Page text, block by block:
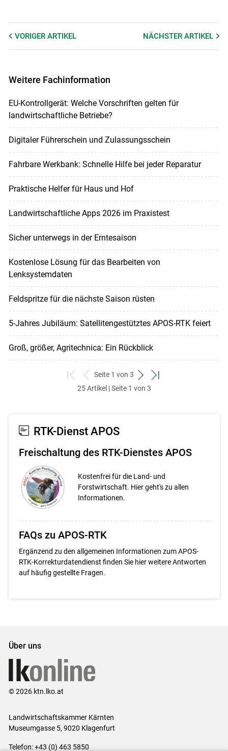
VORIGER ARTIKEL NÄCHSTERARTIKEL
Weitere Fachinformation
EU-Kontrollgerät: Welche Vorschriften gelten für
landwirtschaftliche Betriebe?
Digitaler Führerschein und Zulassungsschein
Fahrbare Werkbank: Schnelle Hilfe bei jeder Reparatur
Praktische Helfer für Haus und Hof
Landwirtschaftliche Apps 2026 im Praxistest
Sicher unterwegs in der Erntesaison
Kostenlose Lösung für das Bearbeiten von
Lenksystemdaten
Feldspritze für die nächste Saison rüsten
5-Jahres Jubiläum: Satellitengestütztes APOS-RTK feiert
Groß, größer, Agritechnica: Ein Rückblick
zum
ersten
zurück
zum
Seite 1 von 3
weiter
zum
zum
25 Artikel | Seite 1 von 3
RTK-Dienst APOS
Freischaltung des RTK-Dienstes APOS
Kostenfrei für die Land- und
Forstwirtschaft. Hier geht's zu allen
Informationen.
FAQs zu APOS-RTK
Ergänzend zu den allgemeinen Informationen zum APOS-
RTK-Korrekturdatendienst finden Sie hier weitere Antworten
auf häufig gestellte Fragen.
Über uns
© 2026 ktn.lko.at
Landwirtschaftskammer Kärnten
Museumgasse 5, 9020 Klagenfurt
Telefon: +43 (0) 463 5850